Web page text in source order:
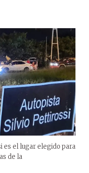
es el lugar elegido para
de la